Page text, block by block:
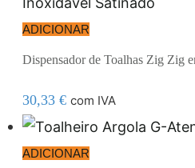
ADICIONAR
Dispensador de Toalhas Zig Zig
30,33 € com IVA
ADICIONAR